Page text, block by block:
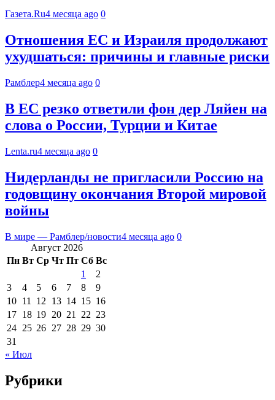
Газета.Ru4 месяца ago 0
Отношения ЕС и Израиля продолжают
ухудшаться: причины и главные риски
Рамблер4 месяца ago 0
В ЕС резко ответили фон дер Ляйен на
слова о России, Турции и Китае
Lenta.ru4 месяца ago 0
Нидерланды не пригласили Россию на
годовщину окончания Второй мировой
войны
В мире — Рамблер/новости4 месяца ago 0
Август 2026
Пн Вт Ср Чт Пт Сб Вс
1
2
3
4 5 6 7 8
9
10 11 12 13 14 15 16
17 18 19 20 21 22 23
24 25 26 27 28 29 30
31
« Июл
Рубрики